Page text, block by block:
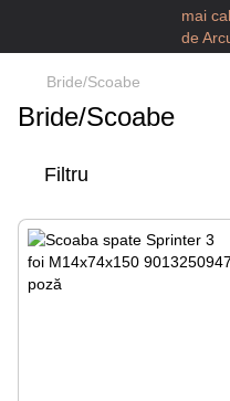
Bride/Scoabe
Bride/Scoabe
Filtru